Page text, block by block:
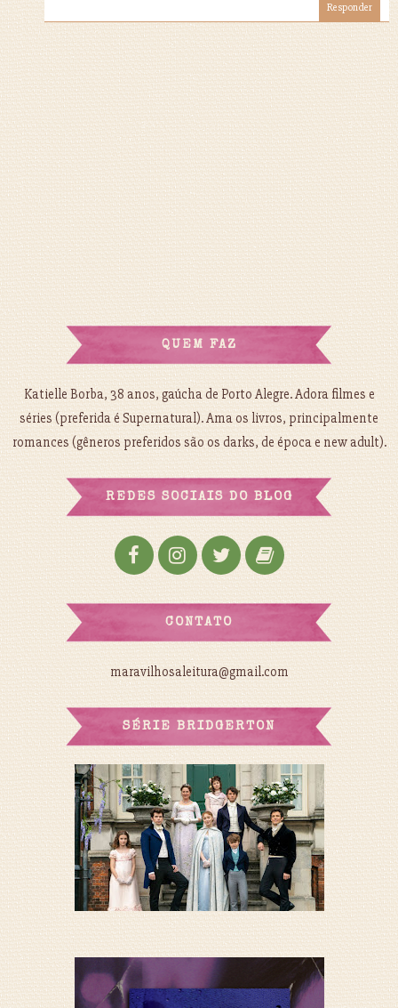
Responder
QUEM FAZ
Katielle Borba, 38 anos, gaúcha de Porto Alegre. Adora filmes e
séries (preferida é Supernatural). Ama os livros, principalmente
romances (gêneros preferidos são os darks, de época e new adult).
REDES SOCIAIS DO BLOG
CONTATO
maravilhosaleitura@gmail.com
SÉRIE BRIDGERTON